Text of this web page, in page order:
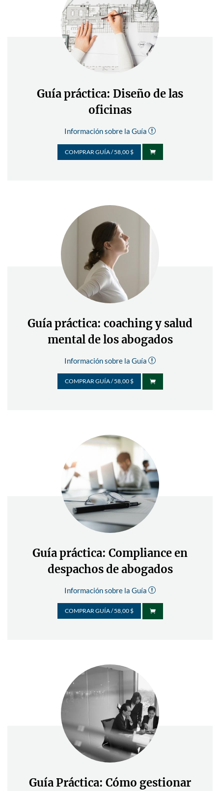
Guía práctica: Diseño de las
oficinas
Información sobre la Guía r
COMPRAR GUÍA / 58,00 $ 
Guía práctica: coaching y salud
mental de los abogados
Información sobre la Guía r
COMPRAR GUÍA / 58,00 $ 
Guía práctica: Compliance en
despachos de abogados
Información sobre la Guía r
COMPRAR GUÍA / 58,00 $ 
Guía Práctica: Cómo gestionar